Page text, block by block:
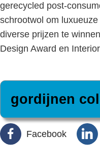
gerecycled post-
schrootwol om
diverse prijzen te
Design Award en
Facebook